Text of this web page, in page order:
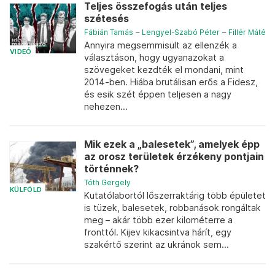
VIDEÓ
Teljes összefogás után teljes
szétesés
Fábián Tamás – Lengyel-Szabó Péter – Fillér Máté
Annyira megsemmisült az ellenzék a
választáson, hogy ugyanazokat a
szövegeket kezdték el mondani, mint
2014-ben. Hiába brutálisan erős a Fidesz,
és esik szét éppen teljesen a nagy
nehezen...
KÜLFÖLD
Mik ezek a „balesetek”, amelyek épp
az orosz területek érzékeny pontjain
történnek?
Tóth Gergely
Kutatólabortól lőszerraktárig több épületet
is tüzek, balesetek, robbanások rongáltak
meg – akár több ezer kilométerre a
fronttól. Kijev kikacsintva hárít, egy
szakértő szerint az ukránok sem...